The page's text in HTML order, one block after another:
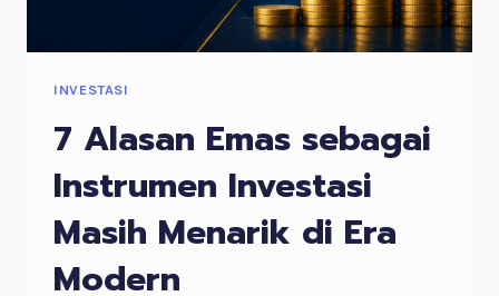
INVESTASI
7 Alasan Emas sebagai
Instrumen Investasi
Masih Menarik di Era
Modern